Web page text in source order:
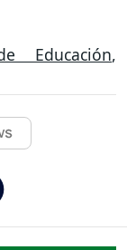
Educación,